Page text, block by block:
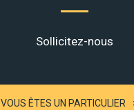
Sollicitez-nous
VOUS ÊTES UN PARTICULIER